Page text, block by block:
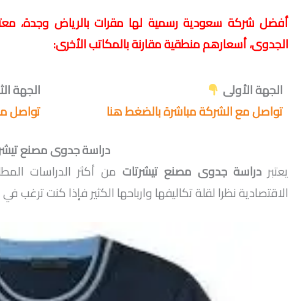
أفضل شركة سعودية رسمية لها مقرات بالرياض وجدة،
الجدوى، أسعارهم منطقية مقارنة بالمكاتب الأخرى:
الجهة الأولى
تواصل مع الشركة مباشرة بالضغط هنا
الجهة
تواصل
دراسة جدوى مصنع
يعتبر دراسة جدوى مصنع تيشرتات من أكثر الدراسات
الاقتصادية نظرا لقلة تكاليفها وارباحها الكثير فإذا كنت ترغب